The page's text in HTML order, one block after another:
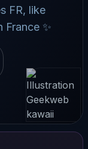
FR, like
France ✨